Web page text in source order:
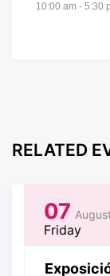
10:00 am - 5:30
RELATED
07
Friday